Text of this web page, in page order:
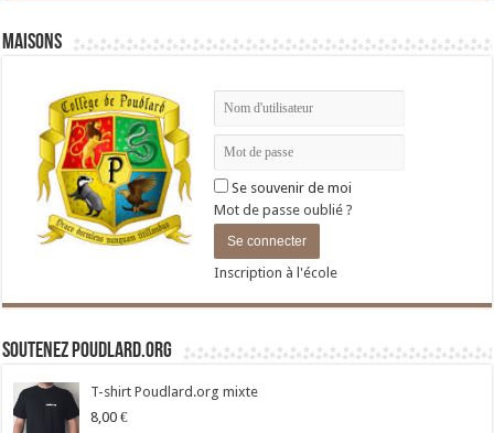
Maisons
Se souvenir de moi
Mot de passe oublié ?
Inscription à l'école
Soutenez Poudlard.org
T-shirt Poudlard.org mixte
8,00 €